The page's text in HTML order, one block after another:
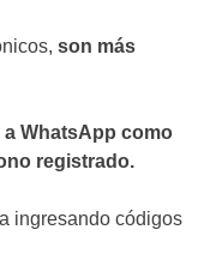
son más
a WhatsApp como
registrado.
ingresando códigos